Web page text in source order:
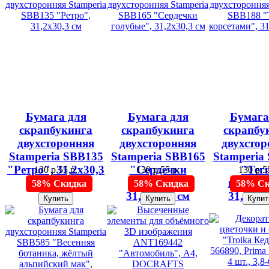
Бумага для
скрапбукинга
двухсторонняя
Stamperia SBB135
"Ретро", 31,2х30,3
см
130 р.55 р.
58% Скидка
Бумага для
скрапбукинга
двухсторонняя
Stamperia SBB165
"Сердечки
голубые",
31,2х30,3 см
130 р.55 р.
58% Скидка
Stamperia
130 р.
58%